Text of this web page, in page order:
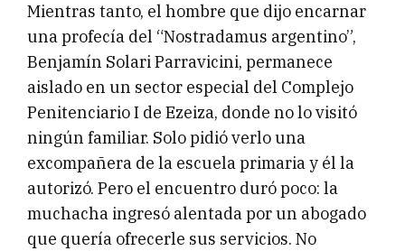
Mientras tanto, el hombre que dijo encarnar
una profecía del “Nostradamus argentino”,
Benjamín Solari Parravicini, permanece
aislado en un sector especial del Complejo
Penitenciario I de Ezeiza, donde no lo visitó
ningún familiar. Solo pidió verlo una
excompañera de la escuela primaria y él la
autorizó. Pero el encuentro duró poco: la
muchacha ingresó alentada por un abogado
que quería ofrecerle sus servicios. No